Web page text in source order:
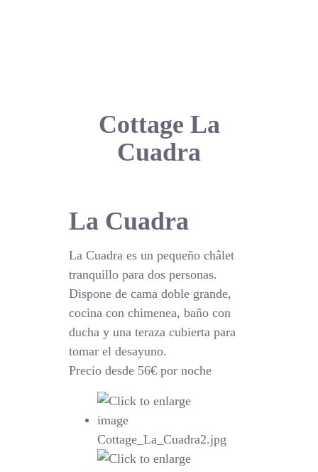
Cottage La
Cuadra
La Cuadra
La Cuadra es un pequeño châlet
tranquillo para dos personas.
Dispone de cama doble grande,
cocina con chimenea, baño con
ducha y una teraza cubierta para
tomar el desayuno.
Precio desde 56€ por noche